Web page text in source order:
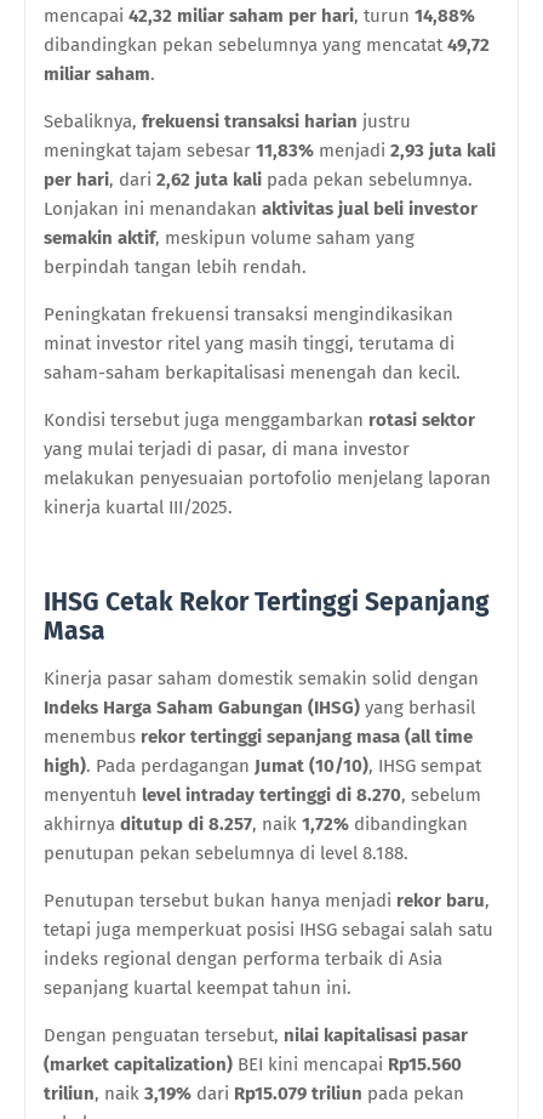
mencapai 42,32 miliar saham per hari, turun 14,88%
dibandingkan pekan sebelumnya yang mencatat49,72
miliar saham.
Sebaliknya, frekuensi transaksi harian justru
meningkat tajam sebesar 11,83% menjadi 2,93 juta kali
per hari, dari 2,62 juta kali pada pekan sebelumnya.
Lonjakan ini menandakan aktivitas jual beli investor
semakin aktif, meskipun volume saham yang
berpindah tangan lebih rendah.
Peningkatan frekuensi transaksi mengindikasikan
minat investor ritel yang masih tinggi, terutama di
saham-saham berkapitalisasi menengah dan kecil.
Kondisi tersebut juga menggambarkan rotasi sektor
yang mulai terjadi di pasar, di mana investor
melakukan penyesuaian portofolio menjelang laporan
kinerja kuartal III/2025.
IHSG Cetak Rekor Tertinggi Sepanjang
Masa
Kinerja pasar saham domestik semakin solid dengan
Indeks Harga Saham Gabungan (IHSG) yang berhasil
menembus rekor tertinggi sepanjang masa (all time
high). Pada perdagangan Jumat (10/10), IHSG sempat
menyentuh level intraday tertinggi di 8.270, sebelum
akhirnya ditutup di 8.257, naik 1,72% dibandingkan
penutupan pekan sebelumnya di level 8.188.
Penutupan tersebut bukan hanya menjadi rekor baru,
tetapi juga memperkuat posisi IHSG sebagai salah satu
indeks regional dengan performa terbaik di Asia
sepanjang kuartal keempat tahun ini.
Dengan penguatan tersebut, nilai kapitalisasi pasar
(market capitalization) BEI kini mencapai Rp15.560
triliun, naik 3,19% dari Rp15.079 triliun pada pekan